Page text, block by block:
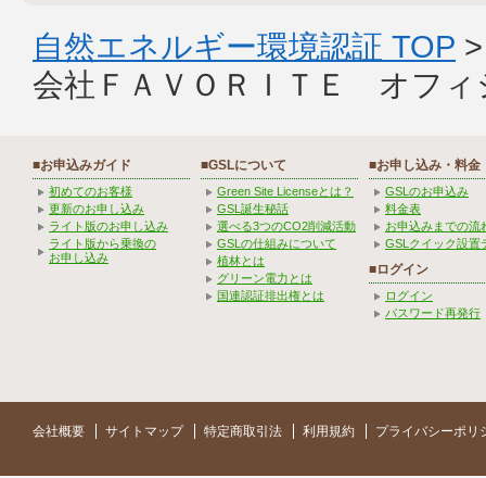
自然エネルギー環境認証 TOP
会社ＦＡＶＯＲＩＴＥ オフィ
■お申込みガイド
初めてのお客様
更新のお申し込み
ライト版のお申し込み
ライト版から乗換の
お申し込み
■GSLについて
Green Site Licenseとは？
GSL誕生秘話
選べる3つのCO2削減活動
GSLの仕組みについて
植林とは
グリーン電力とは
国連認証排出権とは
■お申し込み・料金
GSLのお申込み
料金表
お申込みまでの流
GSLクイック設置
■ログイン
ログイン
パスワード再発行
会社概要 サイトマップ 特定商取引法 利用規約 プライバシーポリ